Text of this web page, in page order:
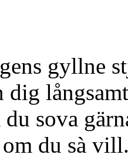
gyllne
dig
sova
du sà